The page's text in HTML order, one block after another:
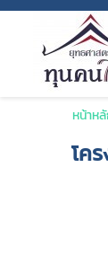
หน้าห
โค